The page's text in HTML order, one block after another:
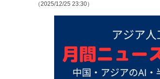
（2025/12/25 23:30）